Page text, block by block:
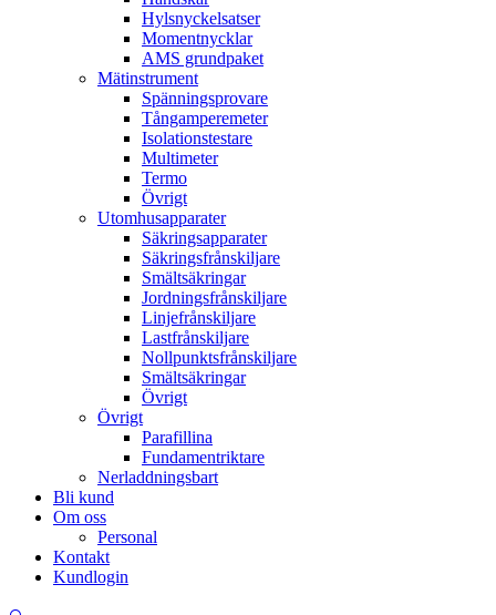
Hylsnyckelsatser
Momentnycklar
AMS grundpaket
Mätinstrument
Spänningsprovare
Tångamperemeter
Isolationstestare
Multimeter
Termo
Övrigt
Utomhusapparater
Säkringsapparater
Säkringsfrånskiljare
Smältsäkringar
Jordningsfrånskiljare
Linjefrånskiljare
Lastfrånskiljare
Nollpunktsfrånskiljare
Smältsäkringar
Övrigt
Övrigt
Parafillina
Fundamentriktare
Nerladdningsbart
Bli kund
Om oss
Personal
Kontakt
Kundlogin